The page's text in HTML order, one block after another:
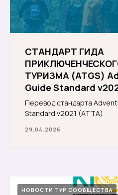
СТАНДАРТ ГИДА
ТУРИЗМА (ATGS)
Guide Standard
Перевод стандарта
Standard v2021 (ATTA)
29.04.2026
НОВОСТИ ТУР СООБЩЕСТВА